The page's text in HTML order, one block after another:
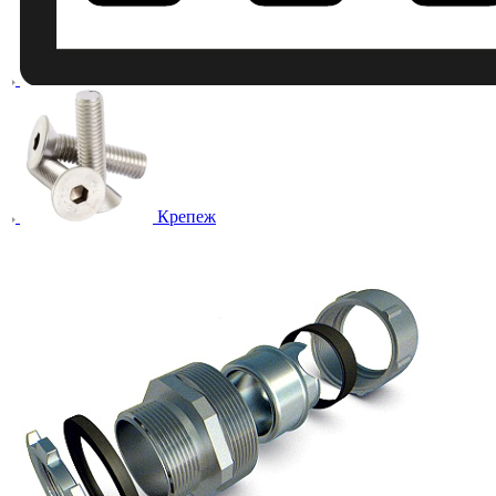
Крепеж